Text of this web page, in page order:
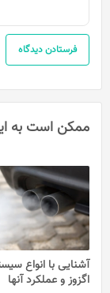
ممکن است به
آشنایی با انواع
اگزوز و عملکرد آنها